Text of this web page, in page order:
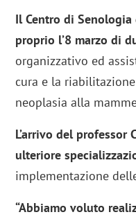
Il Centro di
proprio l’8 marzo di
organizzativo ed
cura e la
neoplasia alla
L’arrivo del professor
ulteriore
implementazione
“Abbiamo voluto